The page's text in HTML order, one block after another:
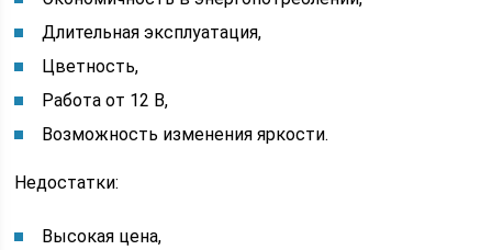
Длительная эксплуатация,
Цветность,
Работа от 12 В,
Возможность изменения яркости.
Недостатки:
Высокая цена,